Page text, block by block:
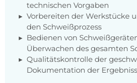
technischen Vorgaben
Vorbereiten der Werkstücke
den Schweißprozess
Bedienen von
Überwachen des gesamten
Qualitätskontrolle der
Dokumentation der